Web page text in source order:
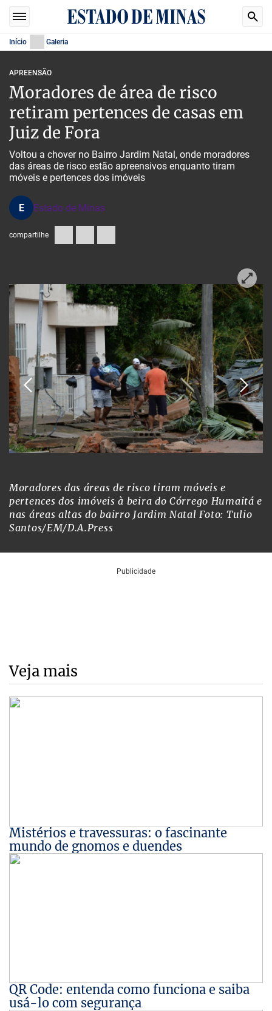
Início Galeria
APREENSÃO
Moradores de área de risco
retiram pertences de casas em
Juiz de Fora
Voltou a chover no Bairro Jardim Natal, onde moradores
das áreas de risco estão apreensivos enquanto tiram
móveis e pertences dos imóveis
E Estado de Minas
compartilhe
Moradores das áreas de risco tiram móveis e
pertences dos imóveis à beira do Córrego Humaitá e
nas áreas altas do bairro Jardim Natal Foto: Tulio
Santos/EM/D.A.Press
Veja mais
Mistérios e travessuras: o fascinante
mundo de gnomos e duendes
QR Code: entenda como funciona e saiba
usá-lo com segurança